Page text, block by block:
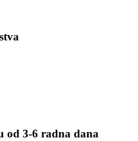
od 3-6 radna dana